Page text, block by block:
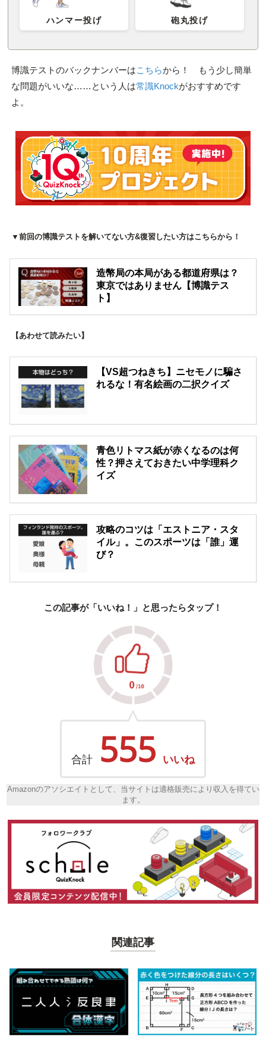
ハンマー投げ 砲丸投げ
博識テストのバックナンバーはこちらから！ もう少し簡単
な問題がいいな……という人は常識Knockがおすすめです
よ。
▼前回の博識テストを解いてない方&復習したい方はこちらから！
造幣局の本局がある都道府県は？
東京ではありません【博識テス
ト】
【あわせて読みたい】
【VS超つねきち】ニセモノに騙さ
れるな！有名絵画の二択クイズ
青色リトマス紙が赤くなるのは何
性？押さえておきたい中学理科ク
イズ
攻略のコツは「エストニア・スタ
イル」。このスポーツは「誰」運
び？
この記事が「いいね！」と思ったらタップ！
合計 555 いいね
Amazonのアソシエイトとして、当サイトは適格販売により収入を得てい
ます。
関連記事